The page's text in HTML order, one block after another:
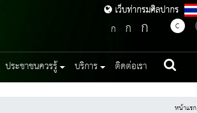
เว็บท่ากรมศิลปากร
เว็บท่ากรมศิลปากร
ก ก ก C
ประชาชนควรรู้ บริการ ติดต่อเรา
หน้าแรก